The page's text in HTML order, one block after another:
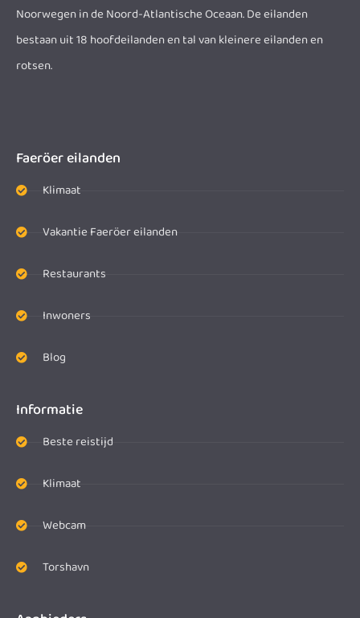
Noorwegen in de Noord-Atlantische Oceaan. De eilanden
bestaan uit 18 hoofdeilanden en tal van kleinere eilanden en
rotsen.
Faeröer eilanden
Klimaat
Vakantie Faeröer eilanden
Restaurants
Inwoners
Blog
Informatie
Beste reistijd
Klimaat
Webcam
Torshavn